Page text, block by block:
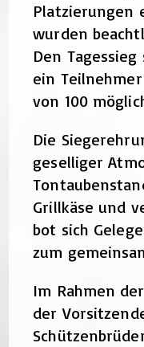
Platzierungen
wurden
Den
ein
von 100
Die
geselliger
Grillkäse und
bot sich
zum
Im Rahmen
der